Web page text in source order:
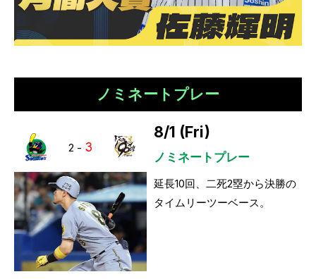
ノミネートプレー
2 - 3
8/1 (Fri)
ノミネートプレー
延長10回、二死2塁から決勝の
タイムリーツーベース。